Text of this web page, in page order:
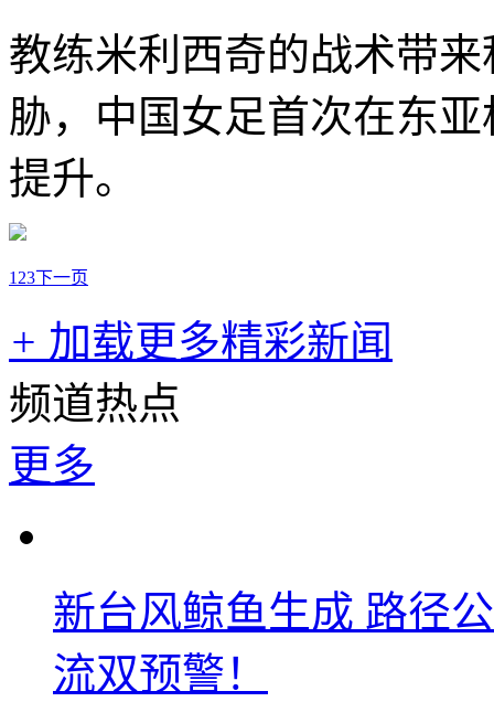
教练米利西奇的战术带
胁，中国女足首次在东
提升。
1 23下一页
+ 加载更多精彩新闻
频道热点
更多
新台风鲸鱼生成 路径
流双预警！